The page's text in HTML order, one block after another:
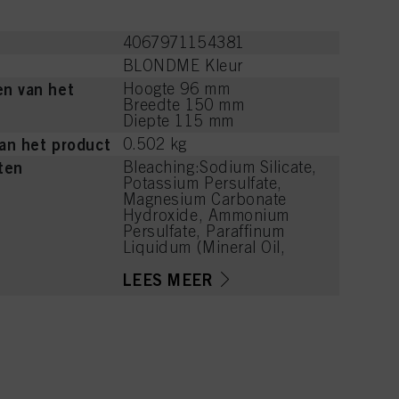
4067971154381
BLONDME Kleur
van het
Hoogte 96 mm
Breedte 150 mm
Diepte 115 mm
het product 0.502 kg
Bleaching:Sodium Silicate,
Potassium Persulfate,
Magnesium Carbonate
Hydroxide, Ammonium
Persulfate, Paraffinum
Liquidum (Mineral Oil,
Gum, Tetrasodium EDTA,
LEES MEER